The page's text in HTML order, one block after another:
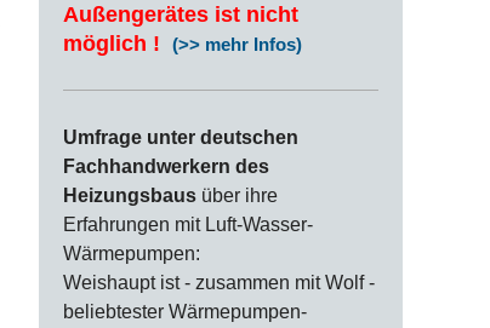
Außengerätes ist nicht
möglich ! (>> mehr Infos)
Umfrage unter deutschen
Fachhandwerkern des
Heizungsbaus über ihre
Erfahrungen mit Luft-Wasser-
Wärmepumpen:
Weishaupt ist - zusammen mit Wolf -
beliebtester Wärmepumpen-